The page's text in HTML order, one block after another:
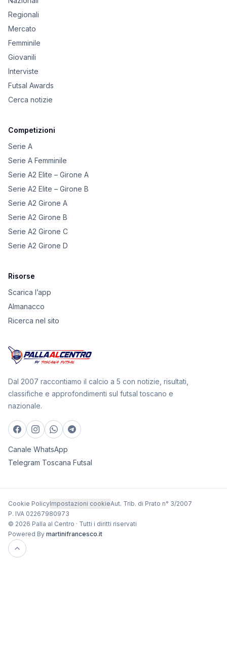
Regionali
Mercato
Femminile
Giovanili
Interviste
Futsal Awards
Cerca notizie
Competizioni
Serie A
Serie A Femminile
Serie A2 Elite – Girone A
Serie A2 Elite – Girone B
Serie A2 Girone A
Serie A2 Girone B
Serie A2 Girone C
Serie A2 Girone D
Risorse
Scarica l’app
Almanacco
Ricerca nel sito
Dal 2007 raccontiamo il calcio a 5 con notizie, risultati,
classifiche e approfondimenti sul futsal toscano e
nazionale.
Canale WhatsApp
Telegram Toscana Futsal
Cookie PolicyImpostazioni cookieAut. Trib. di Prato n° 3/2007
P. IVA 02267980973
© 2026 Palla al Centro · Tutti i diritti riservati
Powered By martinifrancesco.it